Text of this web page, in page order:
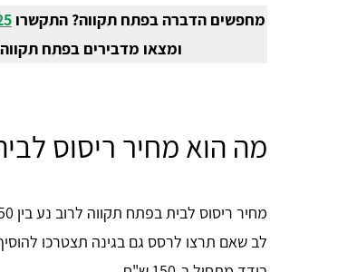
מחפשים הדברה בפתח תקווה? התקשרו
ומצאו מדבירים בפתח
מה הוא מחיר ריסוס